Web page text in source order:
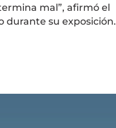
mal”, afirmó el
durante su exposición.